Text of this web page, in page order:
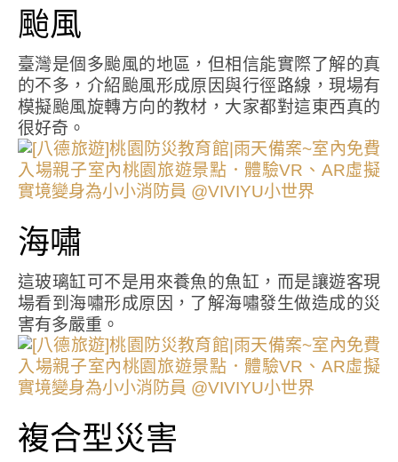
颱風
臺灣是個多颱風的地區，但相信能實際了解的真
的不多，介紹颱風形成原因與行徑路線，現場有
模擬颱風旋轉方向的教材，大家都對這東西真的
很好奇。
海嘯
這玻璃缸可不是用來養魚的魚缸，而是讓遊客現
場看到海嘯形成原因，了解海嘯發生做造成的災
害有多嚴重。
複合型災害